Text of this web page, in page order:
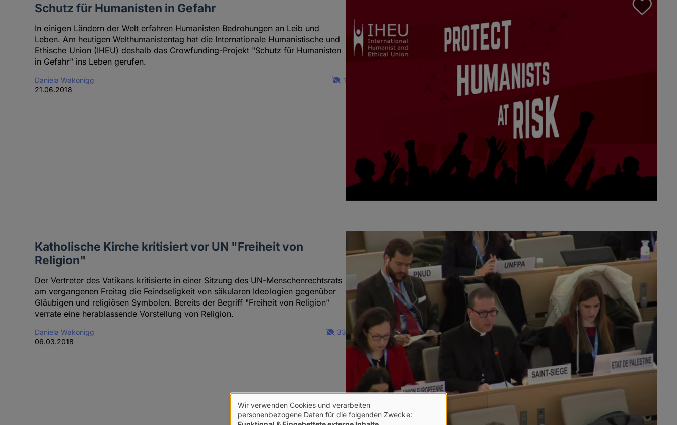
Schutz für Humanisten in Gefahr
In einigen Ländern der Welt erfahren Humanisten Bedrohungen an Leib und
Leben. Am heutigen Welthumanistentag hat die Internationale Humanistische und
Ethische Union (IHEU) deshalb das Crowfunding-Projekt "Schutz für Humanisten
in Gefahr" ins Leben gerufen.
Daniela Wakonigg
21.06.2018
1
Katholische Kirche kritisiert vor UN "Freiheit von
Religion"
Der Vertreter des Vatikans kritisierte in einer Sitzung des UN-Menschenrechtsrats
am vergangenen Freitag die Feindseligkeit von säkularen Ideologien gegenüber
Gläubigen und religiösen Symbolen. Bereits der Begriff "Freiheit von Religion"
verrate eine herablassende Vorstellung von Religion.
Daniela Wakonigg
06.03.2018
33
Verwendung
Wir verwenden Cookies und verarbeiten
personenbezogene Daten für die folgenden Zwecke: